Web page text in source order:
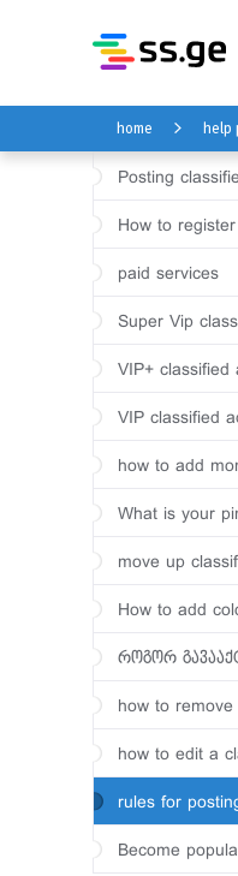
home help
Posting
How to
paid services
Super Vip
VIP+
VIP classified
how to add
What is your
move up
How to add
როგორ
how to
how to edit a
rules for
Become